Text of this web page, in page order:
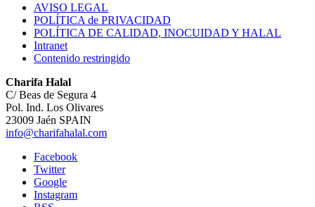
AVISO LEGAL
POLÍTICA de PRIVACIDAD
POLÍTICA DE CALIDAD, INOCUIDAD Y HALAL
Intranet
Contenido restringido
Charifa Halal
C/ Beas de Segura 4
Pol. Ind. Los Olivares
23009 Jaén SPAIN
info@charifahalal.com
Facebook
Twitter
Google
Instagram